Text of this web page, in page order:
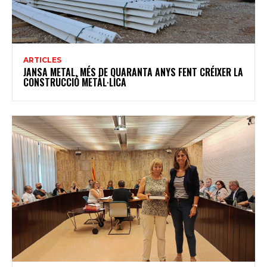
ARTICLES
JANSA METAL, MÉS DE QUARANTA ANYS FENT CRÉIXER LA
CONSTRUCCIÓ METÀL·LICA